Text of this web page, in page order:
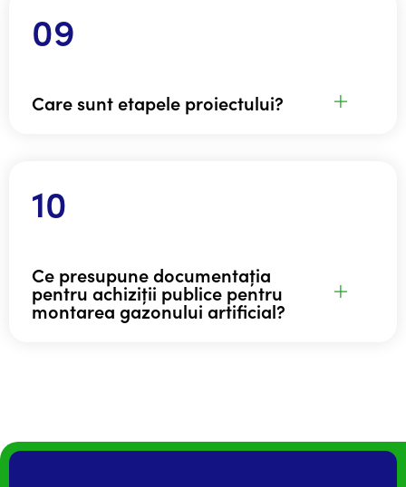
Care sunt etapele proiectului?
Ce presupune documentația
pentru achiziții publice pentru
montarea gazonului artificial?